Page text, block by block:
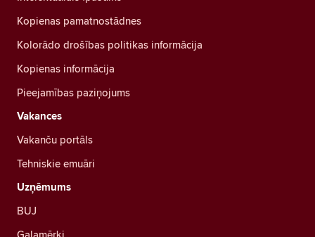
Kopienas pamatnostādnes
Kolorādo drošības politikas informācija
Kopienas informācija
Pieejamības paziņojums
Vakances
Vakanču portāls
Tehniskie emuāri
Uzņēmums
BUJ